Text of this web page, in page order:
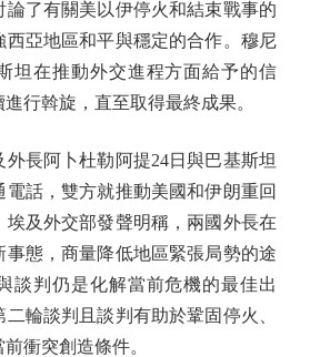
論了有關美以伊停火和結束戰事的
西亞地區和平與穩定的合作。穆尼
坦在推動外交進程方面給予的信
行斡旋，直至取得最終成果。
阿卜杜勒阿提24日與巴基斯坦
話，雙方就推動美國和伊朗重回
埃及外交部發聲明稱，兩國外長在
事態，商量降低地區緊張局勢的途
談判仍是化解當前危機的最佳出
輪談判且談判有助於鞏固停火、
衝突創造條件。